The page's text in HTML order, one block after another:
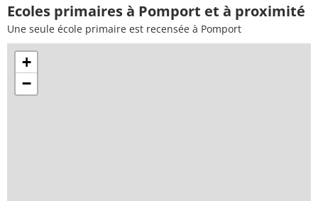
Ecoles primaires à Pomport et à proximité
Une seule école primaire est recensée à Pomport
+
−